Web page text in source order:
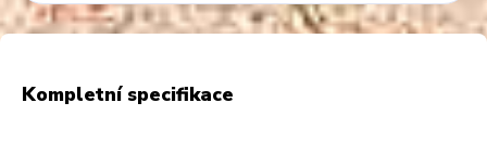
Kompletní specifikace